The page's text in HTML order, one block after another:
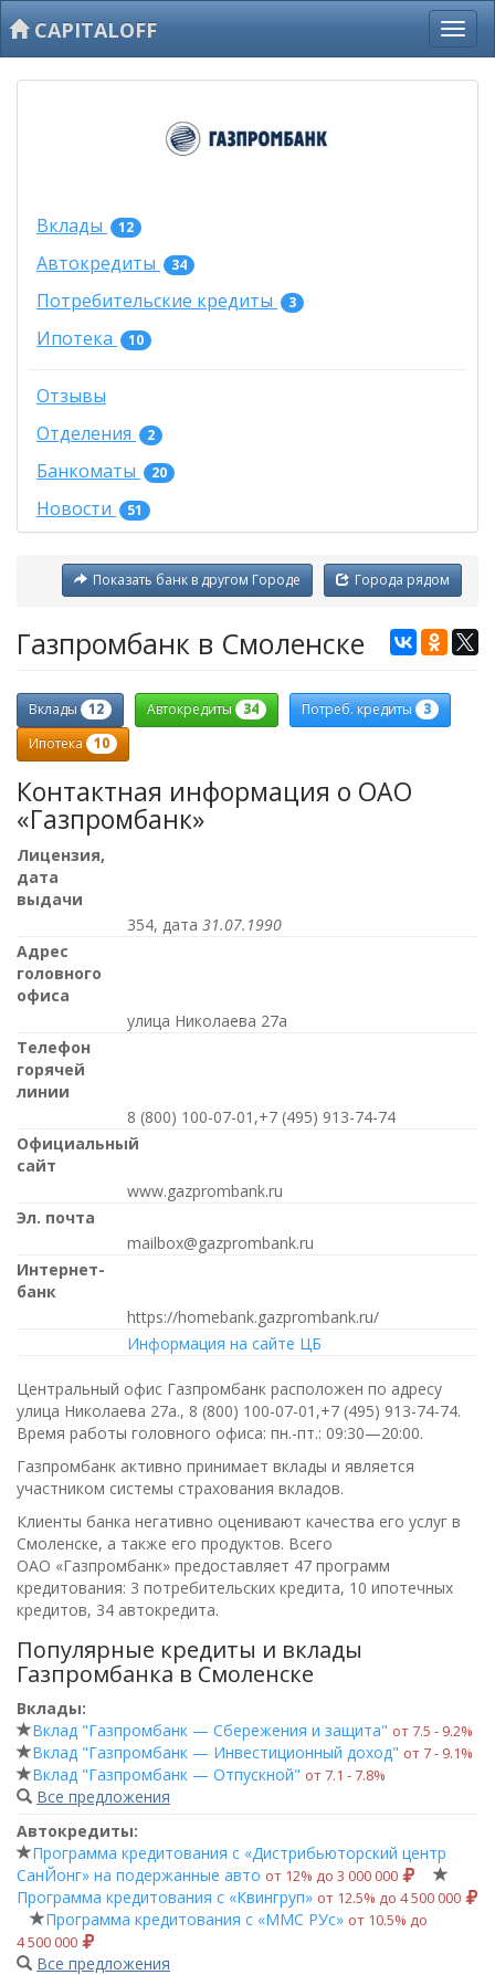
CAPITALOFF
Вклады 12
Автокредиты 34
Потребительские кредиты 3
Ипотека 10
Отзывы
Отделения
2
Банкоматы 20
Новости 51
Города рядом
Показать банк в другом Городе
Газпромбанк в Смоленске
Вклады 12 Автокредиты 34 Потреб. кредиты 3
Ипотека 10
Контактная информация о ОАО
«Газпромбанк»
Лицензия,
дата
выдачи
354, дата 31.07.1990
Адрес
головного
офиса
улица Николаева 27а
Телефон
горячей
линии
8 (800) 100-07-01,+7 (495) 913-74-74
Официальный
сайт
www.gazprombank.ru
Эл. почта
mailbox@gazprombank.ru
Интернет-
банк
https://homebank.gazprombank.ru/
Информация на сайте ЦБ
Центральный офис Газпромбанк расположен по адресу
улица Николаева 27а., 8 (800) 100-07-01,+7 (495) 913-74-74.
Время работы головного офиса: пн.-пт.: 09:30—20:00.
Газпромбанк активно принимает вклады и является
участником системы страхования вкладов.
Клиенты банка негативно оценивают качества его услуг в
Смоленске, а также его продуктов. Всего
ОАО «Газпромбанк» предоставляет 47 программ
кредитования: 3 потребительских кредита, 10 ипотечных
кредитов, 34 автокредита.
Популярные кредиты и вклады
Газпромбанка в Смоленске
Вклады:
Вклад "Газпромбанк — Сбережения и защита" от 7.5 ‑ 9.2%
Вклад "Газпромбанк — Инвестиционный доход" от 7 ‑ 9.1%
Вклад "Газпромбанк — Отпускной" от 7.1 ‑ 7.8%
Все предложения
Автокредиты:
Программа кредитования с «Дистрибьюторский центр
СанЙонг» на подержанные авто от 12% до 3 000 000
Программа кредитования с «Квингруп» от 12.5% до 4 500 000
Программа кредитования с «ММС РУс» от 10.5% до
4 500 000
Все предложения